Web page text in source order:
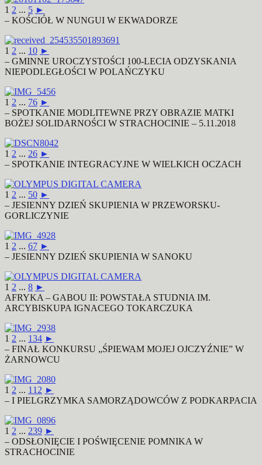
1 2 ... 5 ►
– KOŚCIÓŁ W NUNGUI W EKWADORZE
1 2 ... 10 ►
– GMINNE UROCZYSTOŚCI 100-LECIA ODZYSKANIA
NIEPODLEGŁOŚCI W POLAŃCZYKU
1 2 ... 76 ►
– SPOTKANIE MODLITEWNE PRZY OBRAZIE MATKI
BOŻEJ SOLIDARNOŚCI W STRACHOCINIE – 5.11.2018
1 2 ... 26 ►
– SPOTKANIE INTEGRACYJNE W WIELKICH OCZACH
1 2 ... 50 ►
– JESIENNY DZIEŃ SKUPIENIA W PRZEWORSKU-
GORLICZYNIE
1 2 ... 67 ►
– JESIENNY DZIEŃ SKUPIENIA W SANOKU
1 2 ... 8 ►
AFRYKA – GABOU II: POWSTAŁA STUDNIA IM.
ARCYBISKUPA IGNACEGO TOKARCZUKA
1 2 ... 134 ►
– FINAŁ KONKURSU „ŚPIEWAM MOJEJ OJCZYŹNIE” W
ŻARNOWCU
1 2 ... 112 ►
– I PIELGRZYMKA SAMORZĄDOWCÓW Z PODKARPACIA
1 2 ... 239 ►
– ODSŁONIĘCIE I POŚWIĘCENIE POMNIKA W
STRACHOCINIE